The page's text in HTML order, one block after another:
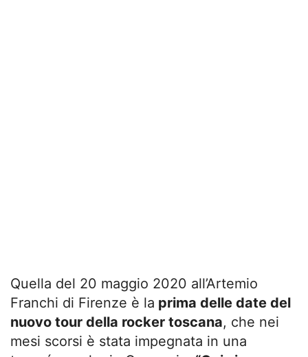
Quella del 20 maggio 2020 all’Artemio
Franchi di Firenze è la prima delle date del
nuovo tour della rocker toscana, che nei
mesi scorsi è stata impegnata in una